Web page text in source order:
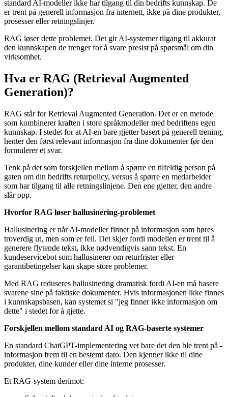
standard AI-modeller ikke har tilgang til din bedrifts kunnskap. De
er trent på generell informasjon fra internett, ikke på dine produkter,
prosesser eller retningslinjer.
RAG løser dette problemet. Det gir AI-systemer tilgang til akkurat
den kunnskapen de trenger for å svare presist på spørsmål om din
virksomhet.
Hva er RAG (Retrieval Augmented
Generation)?
RAG står for Retrieval Augmented Generation. Det er en metode
som kombinerer kraften i store språkmodeller med bedriftens egen
kunnskap. I stedet for at AI-en bare gjetter basert på generell trening,
henter den først relevant informasjon fra dine dokumenter før den
formulerer et svar.
Tenk på det som forskjellen mellom å spørre en tilfeldig person på
gaten om din bedrifts returpolicy, versus å spørre en medarbeider
som har tilgang til alle retningslinjene. Den ene gjetter, den andre
slår opp.
Hvorfor RAG løser hallusinering-problemet
Hallusinering er når AI-modeller finner på informasjon som høres
troverdig ut, men som er feil. Det skjer fordi modellen er trent til å
generere flytende tekst, ikke nødvendigvis sann tekst. En
kundeservicebot som hallusinerer om returfrister eller
garantibetingelser kan skape store problemer.
Med RAG reduseres hallusinering dramatisk fordi AI-en må basere
svarene sine på faktiske dokumenter. Hvis informasjonen ikke finnes
i kunnskapsbasen, kan systemet si "jeg finner ikke informasjon om
dette" i stedet for å gjette.
Forskjellen mellom standard AI og RAG-baserte systemer
En standard ChatGPT-implementering vet bare det den ble trent på -
informasjon frem til en bestemt dato. Den kjenner ikke til dine
produkter, dine kunder eller dine interne prosesser.
Et RAG-system derimot: